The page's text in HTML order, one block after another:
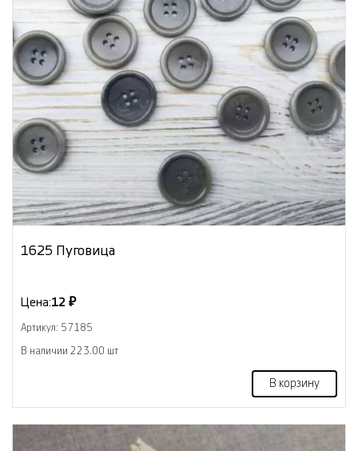
1625 Пуговица
Цена:12 ₽
Артикул: 57185
В наличии 223.00 шт
В корзину